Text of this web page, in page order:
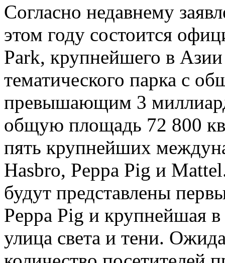
Согласно недавнему
этом году состоится
Park, крупнейшего в Азии
тематического парка с
превышающим 3
общую площадь 72 800
пять крупнейших
Hasbro, Peppa Pig и
будут представлены
Peppa Pig и крупнейшая
улица света и тени.